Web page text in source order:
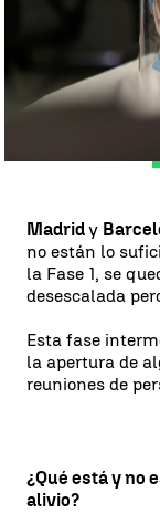
Antena 3
Publicado:15 de
Madridy
no están lo
la Fase 1, se
desescalada
Esta fase
la apertura de
reuniones de
¿Qué está y no
alivio?